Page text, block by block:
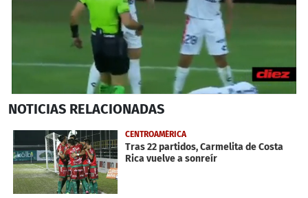
seconds
1
minute,
10
seconds
NOTICIAS RELACIONADAS
CENTROAMÉRICA
Tras 22 partidos, Carmelita de Costa
Rica vuelve a sonreír